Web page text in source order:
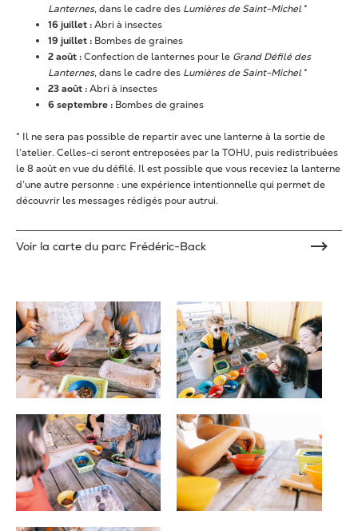
Lanternes, dans le cadre des Lumières de Saint-Michel*
16 juillet :Abri à insectes
19 juillet : Bombes de graines
2 août :Confection de lanternes pour le Grand Défilé des
Lanternes, dans le cadre des Lumières de Saint-Michel*
23 août :Abri à insectes
6 septembre : Bombes de graines
* Il ne sera pas possible de repartir avec une lanterne à la sortie de
l’atelier. Celles-ci seront entreposées par la TOHU, puis redistribuées
le 8 août en vue du défilé. Il est possible que vous receviez la lanterne
d’une autre personne : une expérience intentionnelle qui permet de
découvrir les messages rédigés pour autrui.
Voir la carte du parc Frédéric-Back